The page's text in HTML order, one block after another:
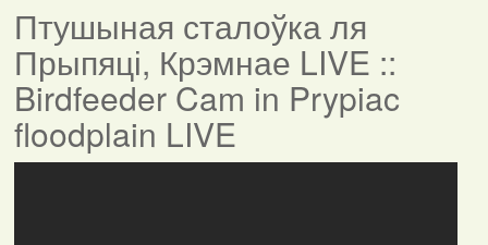
Птушыная сталоўка ля
Прыпяці, Крэмнае LIVE ::
Birdfeeder Cam in Prypiac
floodplain LIVE